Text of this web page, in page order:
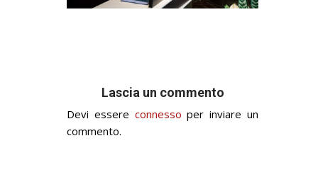
Lascia un commento
Devi essere connesso per inviare un
commento.